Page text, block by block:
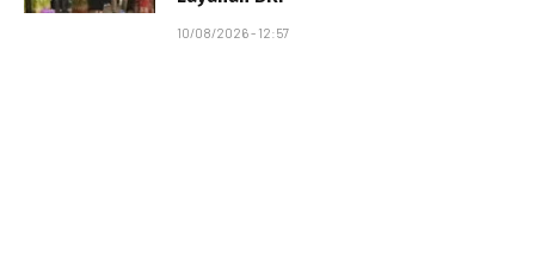
10/08/2026 - 12:57